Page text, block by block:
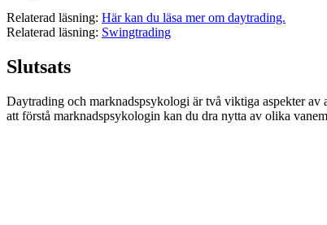
Relaterad läsning: Här kan du läsa mer om daytrading.
Relaterad läsning: Swingtrading
Slutsats
Daytrading och marknadspsykologi är två viktiga aspekter av
att förstå marknadspsykologin kan du dra nytta av olika